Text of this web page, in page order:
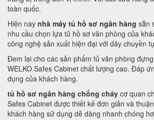
toàn quốc.
Hiện nay nhà máy tủ hồ sơ ngân hàng sẵn
nhu cầu chọn lựa tủ hồ sơ văn phòng của
công nghệ sản xuất hiện đại với dây chuyền
Đem lại cho các sản phẩm tủ văn phòng
WELKO Safes Cabinet chất lượng cao. Đáp
dụng của khách hàng.
tủ hồ sơ ngân hàng chống cháy cơ quan
Safes Cabinet được thiết kế đơn giản và
khách hàng sử dụng dễ dàng nhanh chóng